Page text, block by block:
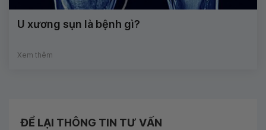
U xương sụn là bệnh gì?
Xem thêm
ĐỂ LẠI THÔNG TIN TƯ VẤN